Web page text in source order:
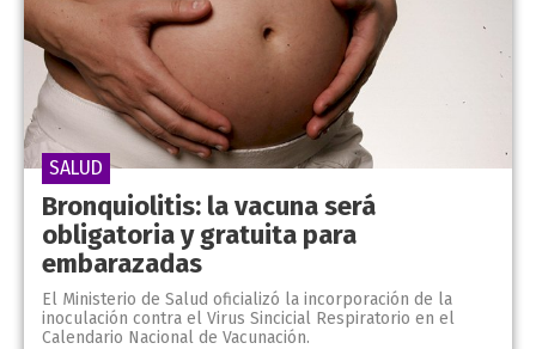
Bronquiolitis: la vacuna será
obligatoria y gratuita para
embarazadas
El Ministerio de Salud oficializó la incorporación de la
inoculación contra el Virus Sincicial Respiratorio en el
Calendario Nacional de Vacunación.
SALUD